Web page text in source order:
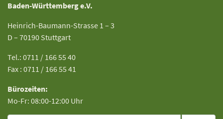
Baden-Württemberg e.V.
Heinrich-Baumann-Strasse 1 – 3
D – 70190 Stuttgart
Tel.: 0711 / 166 55 40
Fax : 0711 / 166 55 41
Bürozeiten:
Mo-Fr: 08:00-12:00 Uhr